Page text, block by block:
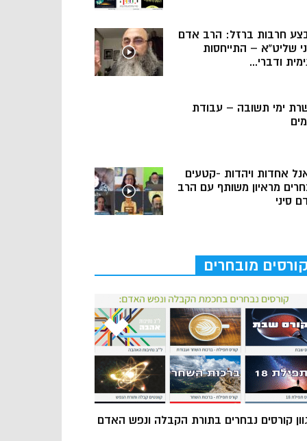
חרבות ברזל: הרב אדם
שליט”א – התייחסות
ודברי...
ימי תשובה – עבודת
אחדות ויהדות -קטעים
מראיון משותף עם הרב
סיני
קורסים מובחרים
קורסים נבחרים בתורת הקבלה ונפש האדם